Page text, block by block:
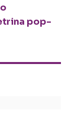
pop-